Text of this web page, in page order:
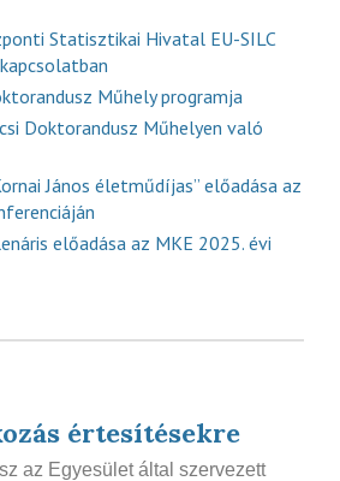
Statisztikai Hivatal EU-SILC
Műhely programja
Doktorandusz Műhelyen való
János életműdíjas” előadása az
előadása az MKE 2025. évi
értesítésekre
az Egyesület által szervezett